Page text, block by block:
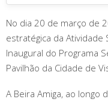
No dia 20 de março de
estratégica da Atividade
Inaugural do Programa
Pavilhão da Cidade de
A Beira Amiga, ao longo